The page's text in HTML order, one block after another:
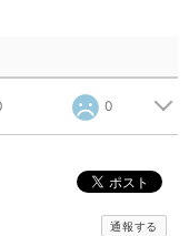
0
通報する